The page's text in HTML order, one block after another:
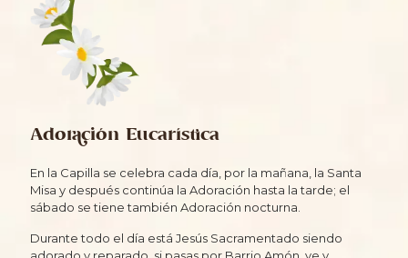
Adoración Eucarística
En la Capilla se celebra cada día, por la mañana, la Santa
Misa y después continúa la Adoración hasta la tarde; el
sábado se tiene también Adoración nocturna.
Durante todo el día está Jesús Sacramentado siendo